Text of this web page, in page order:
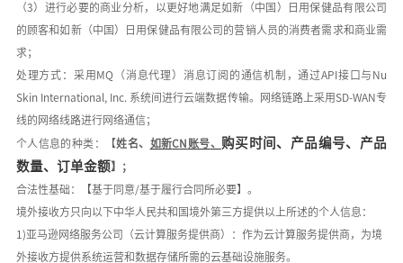
（3）进行必要的商业分析，以更好地满足如新（中国）日用保健品有限公司
的顾客和如新（中国）日用保健品有限公司的营销人员的消费者需求和商业需
求；
处理方式：采用 MQ （消息代理）消息订阅的通信机制，通过 API接口与 Nu
Skin International, Inc. 系统间进行云端数据传输。网络链路上采用 SD-WAN专
线的网络线路进行网络通信；
个人信息的种类：【姓名、 如新CN 账号、
购买时间、产品编号、产品
数量、订单金额】 ；
合法性基础：【基于同意/基于履行合同所必要】。
境外接收方只向以下中华人民共和国境外第三方提供以上所述的个人信息：
1)亚马逊网络服务公司（云计算服务提供商）：作为云计算服务提供商，为境
外接收方提供系统运营和数据存储所需的云基础设施服务。